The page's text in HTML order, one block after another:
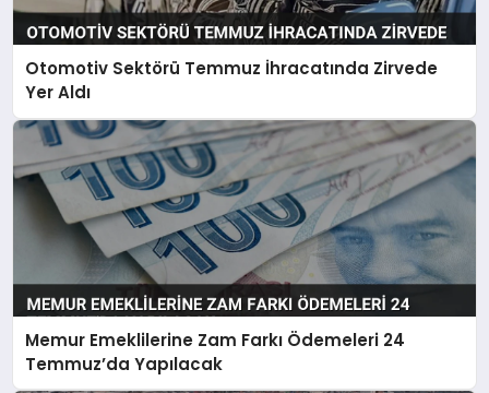
Otomotiv Sektörü Temmuz İhracatında Zirvede
Yer Aldı
Memur Emeklilerine Zam Farkı Ödemeleri 24
Temmuz’da Yapılacak